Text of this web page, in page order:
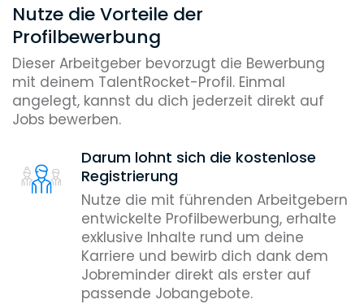
Nutze die Vorteile der
Profilbewerbung
Dieser Arbeitgeber bevorzugt die Bewerbung
mit deinem TalentRocket-Profil. Einmal
angelegt, kannst du dich jederzeit direkt auf
Jobs bewerben.
Darum lohnt sich die kostenlose
Registrierung
Nutze die mit führenden Arbeitgebern
entwickelte Profilbewerbung, erhalte
exklusive Inhalte rund um deine
Karriere und bewirb dich dank dem
Jobreminder direkt als erster auf
passende Jobangebote.